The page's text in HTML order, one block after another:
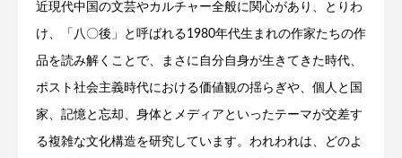
近現代中国の文芸やカルチャー全般に関心があり、とりわ
け、「八〇後」と呼ばれる1980年代生まれの作家たちの作
品を読み解くことで、まさに自分自身が生きてきた時代、
ポスト社会主義時代における価値観の揺らぎや、個人と国
家、記憶と忘却、身体とメディアといったテーマが交差す
る複雑な文化構造を研究しています。われわれは、どのよ